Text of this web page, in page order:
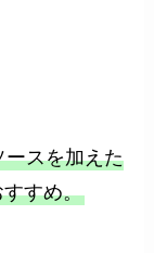
ースを加えた
すめ。